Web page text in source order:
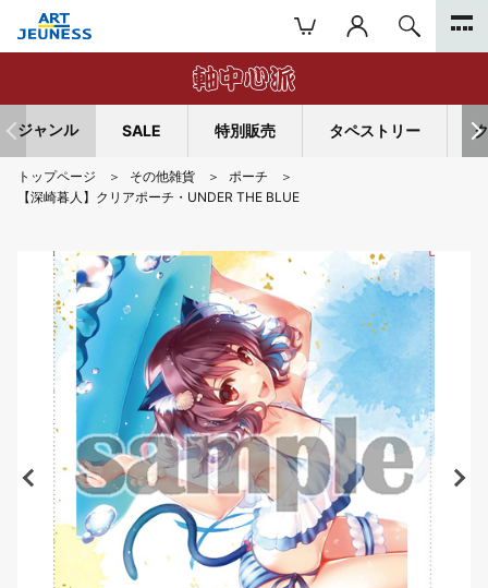
ジャンル SALE 特別販売 タペストリー
トップページ その他雑貨
ポーチ
【深崎暮人】クリアポーチ・UNDER THE BLUE